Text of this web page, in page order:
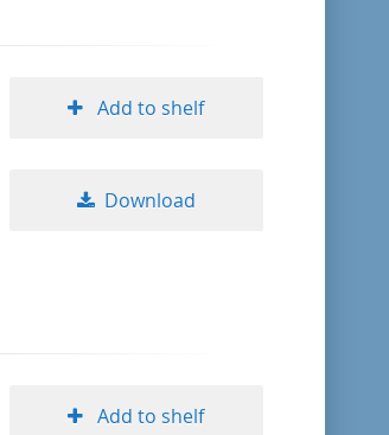
Add to shelf
Download
Add to shelf